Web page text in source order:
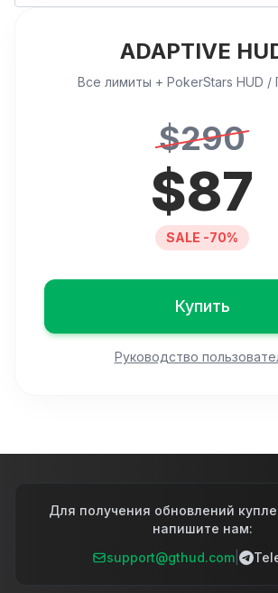
ADAPTIVE
Все лимиты + PokerStars HUD /
$290
$87
SALE -70%
Купить
Руководство
Для получения обновлений
напишите нам:
support@gthud.com|